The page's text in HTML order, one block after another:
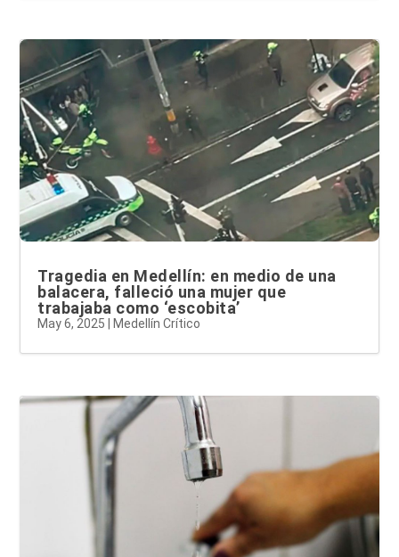
Tragedia en Medellín: en medio de una
balacera, falleció una mujer que
trabajaba como ‘escobita’
May 6, 2025 Medellín Crítico